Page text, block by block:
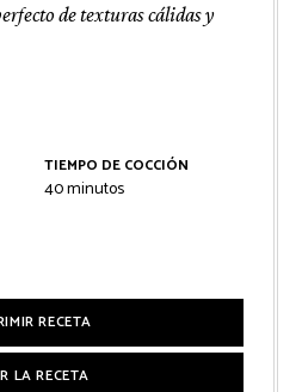
de texturas cálidas y
TIEMPO DE COCCIÓN
40minutos
minutos
RECETA
LA RECETA